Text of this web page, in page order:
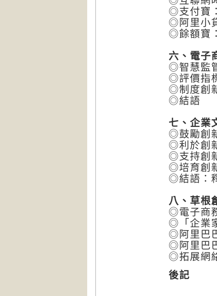
◎支付寶
◎阿里小
◎餘額寶
六、電子
◎智慧監
◎評價指
◎制度創
◎結語
七、企業
◎鼓勵創
◎利於創
◎支持創
◎培育創
◎結語：
八、草根
◎電子商
◎「企業
◎阿里巴
◎阿里巴
◎拓展網
後記